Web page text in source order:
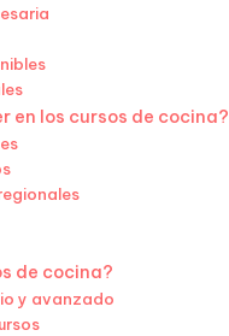
en los cursos de cocina?
de cocina?
y avanzado